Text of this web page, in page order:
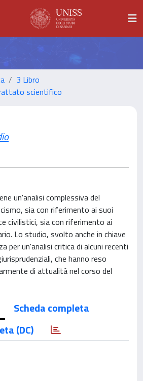
3 Libro
scientifico
un'analisi complessiva del
sia con riferimento ai suoi
civilistici, sia con riferimento ai
Lo studio, svolto anche in chiave
per un'analisi critica di alcuni recenti
che hanno reso
di attualità nel corso del
Scheda completa
(DC)